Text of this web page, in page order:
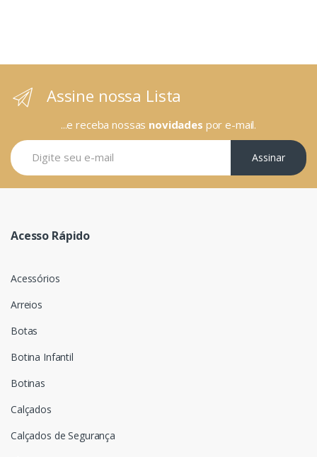
Assine nossa Lista
...e receba nossas novidades por e-mail.
Assinar
Acesso Rápido
Acessórios
Arreios
Botas
Botina Infantil
Botinas
Calçados
Calçados de Segurança